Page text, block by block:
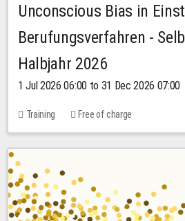
Unconscious Bias in
Berufungsverfahren -
Halbjahr 2026
1 Jul 2026 06:00 to 31 Dec 2026 07:00
Training Free of charge